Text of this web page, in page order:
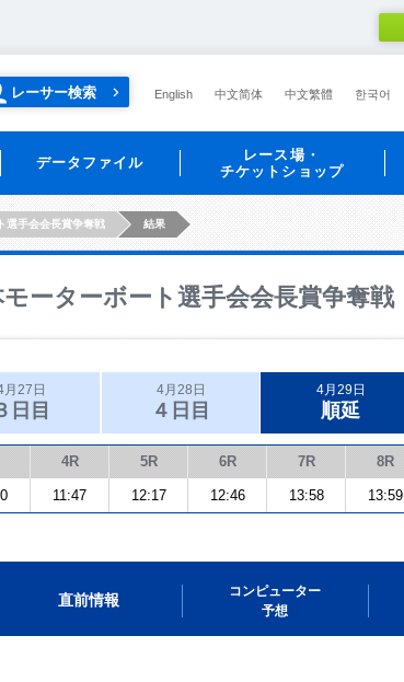
レーサー検索 English 中文简体 中文繁體 한국어
データファイル
レース場・
チケットショップ
選手会会長賞争奪戦 結果
ーターボート選手会会長賞争奪戦
月27日
日目
4月28日
４日目
4月29日
順延
4R 5R 6R 7R 8R
11:47 12:17 12:46 13:58 13:59
直前情報
コンピューター
予想